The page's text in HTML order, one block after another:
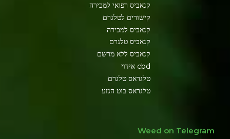
קנאביס רפואי למכירה
קישורים לטלגרם
קנאביס למכירה
קנאביס טלגרם
קנאביס ללא מרשם
cbd אידוי
טלגראס טלגרם
טלגראס בוט הגזע
Weed on Telegram